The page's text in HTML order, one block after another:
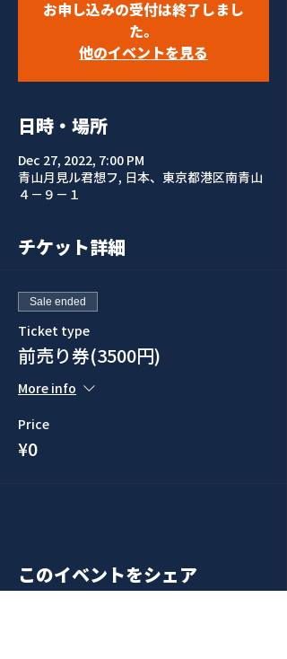
お申し込みの受付は終了しまし
た。
他のイベントを見る
日時・場所
Dec 27, 2022, 7:00 PM
青山月見ル君想フ, 日本、東京都港区南青山
４−９−１
チケット詳細
Sale ended
Ticket type
前売り券(3500円)
More info
Price
¥0
このイベントをシェア